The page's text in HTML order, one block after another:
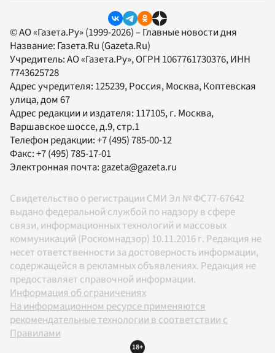
© АО «Газета.Ру» (1999-2026) – Главные новости дня
Название: Газета.Ru (Gazeta.Ru)
Учредитель:АО «Газета.Ру», ОГРН 1067761730376, ИНН
7743625728
Адрес учредителя: 125239, Россия, Москва, Коптевская
улица, дом 67
Адрес редакции и издателя: 117105, г. Москва,
Варшавское шоссе, д.9, стр.1
Телефон редакции:+7 (495) 785-00-12
Факс:+7 (495) 785-17-01
Электронная почта:gazeta@gazeta.ru
Свидетельство о регистрации СМИ Эл № ФС77-67642
выдано федеральной службой по надзору в сфере
связи, информационных технологий и массовых
коммуникаций (Роскомнадзор) 10.11.2016 г. Редакция не
несет ответственности за достоверность информации,
содержащейся в рекламных объявлениях. Редакция не
предоставляет справочной информации.
Информация об ограничениях
На информационном ресурсе применяются
рекомендательные технологии в соответствии с
Правилами
18+